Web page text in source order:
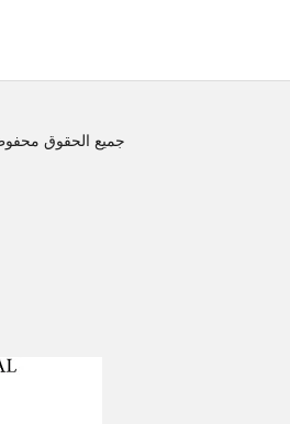
جميع الحقوق محفوظة © 2023 - 2025 لمجلة ضياء الفكر